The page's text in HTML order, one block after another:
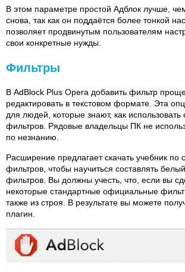
В этом параметре простой Адблок лучше,
снова, так как он поддаётся более тонкой
позволяет продвинутым пользователям
свои конкретные нужды.
Фильтры
В AdBlock Plus Opera добавить фильтр
редактировать в текстовом формате. Эта
для людей, которые знают, как использовать
фильтров. Рядовые владельцы ПК не
по незнанию.
Расширение предлагает скачать учебник по
фильтров, чтобы научиться составлять
фильтров. Вы должны учесть, что, если вы
некоторые стандартные официальные
также из строя. В результате вы можете
плагин.